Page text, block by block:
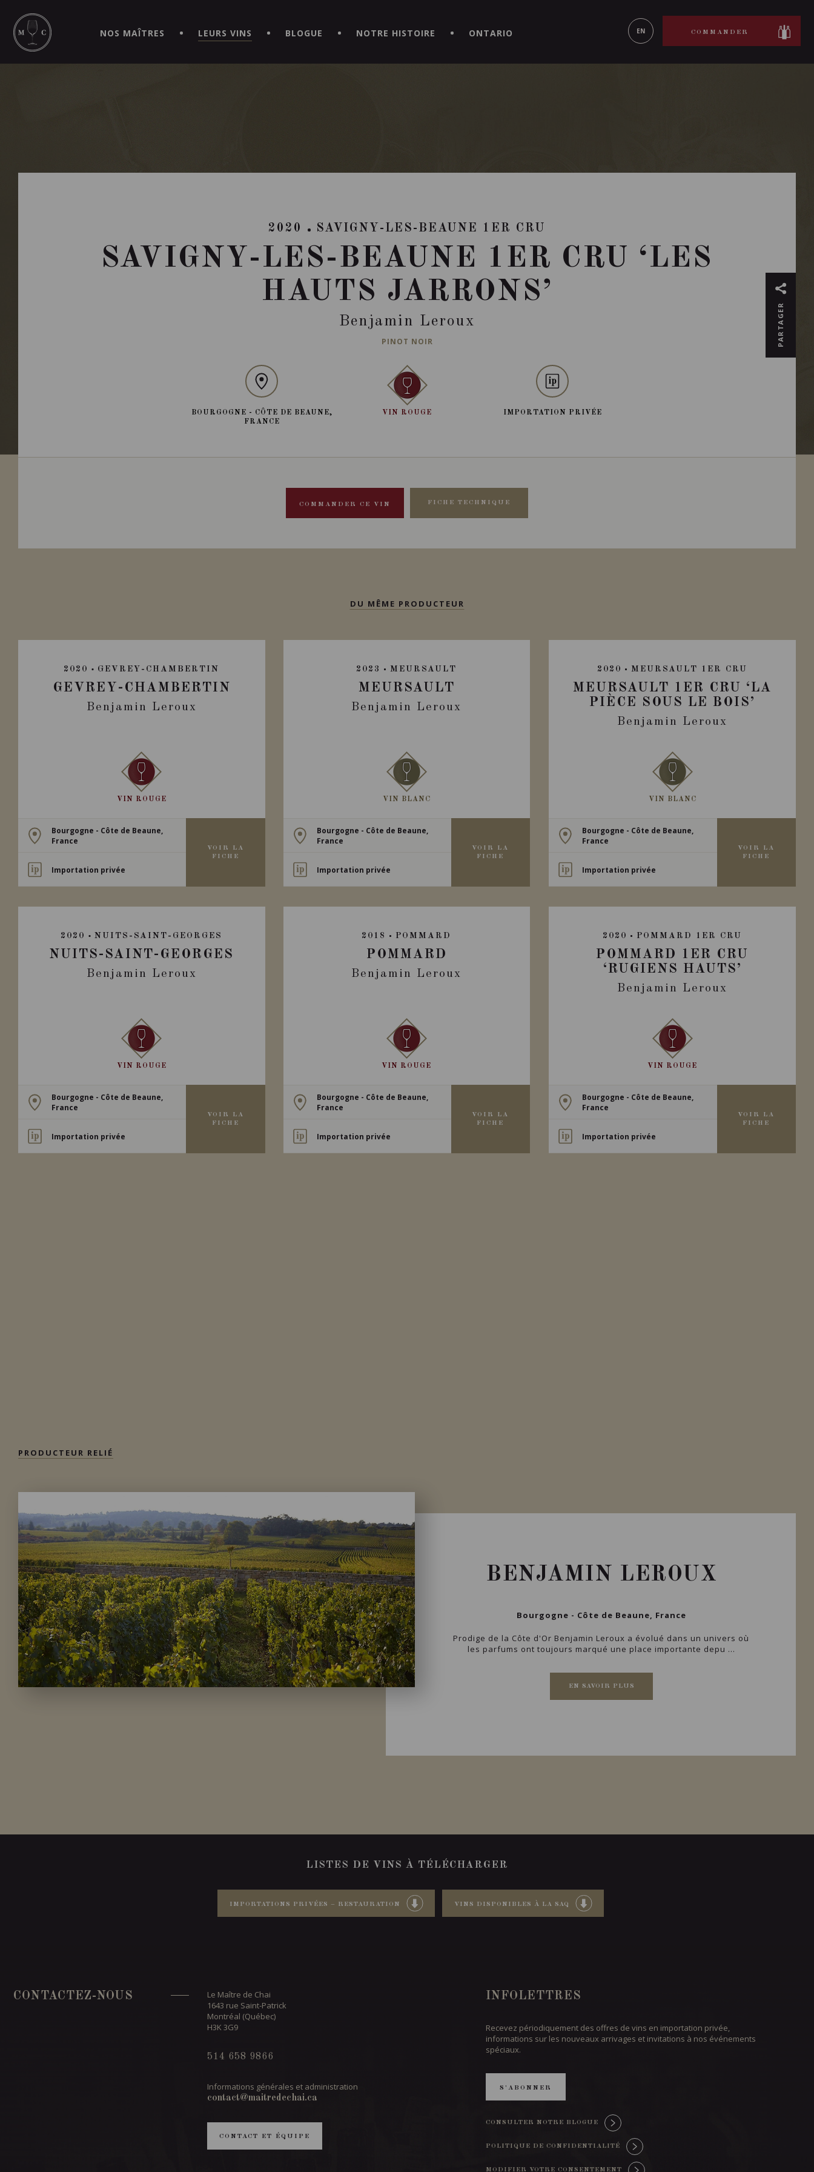
MAITRE | CAVISTE VIRTUEL!
NOS MAÎTRES LEURS VINS BLOGUE NOTRE HISTOIRE ONTARIO EN COMMANDER
PARTAGER
2020 SAVIGNY-LES-BEAUNE 1ER CRU
SAVIGNY-LES-BEAUNE 1ER CRU ‘LES
HAUTS JARRONS’
Benjamin Leroux
PINOT NOIR
BOURGOGNE - CÔTE DE BEAUNE,
FRANCE
VIN ROUGE IMPORTATION PRIVÉE
COMMANDER CE VIN FICHE TECHNIQUE
DU MÊME PRODUCTEUR
2020 GEVREY-CHAMBERTIN
GEVREY-CHAMBERTIN
Benjamin Leroux
VIN ROUGE
Bourgogne - Côte de Beaune,
France
Importation privée
VOIR LA
FICHE
2023 MEURSAULT
MEURSAULT
Benjamin Leroux
VIN BLANC
Bourgogne - Côte de Beaune,
France
Importation privée
VOIR LA
FICHE
2020 MEURSAULT 1ER CRU
MEURSAULT 1ER CRU ‘LA
PIÈCE SOUS LE BOIS’
Benjamin Leroux
VIN BLANC
Bourgogne - Côte de Beaune,
France
Importation privée
VOIR LA
FICHE
2020 NUITS-SAINT-GEORGES
NUITS-SAINT-GEORGES
Benjamin Leroux
VIN ROUGE
Bourgogne - Côte de Beaune,
France
Importation privée
VOIR LA
FICHE
2018 POMMARD
POMMARD
Benjamin Leroux
VIN ROUGE
Bourgogne - Côte de Beaune,
France
Importation privée
VOIR LA
FICHE
2020 POMMARD 1ER CRU
POMMARD 1ER CRU
‘RUGIENS HAUTS’
Benjamin Leroux
VIN ROUGE
Bourgogne - Côte de Beaune,
France
Importation privée
VOIR LA
FICHE
PRODUCTEUR RELIÉ
BENJAMIN LEROUX
Bourgogne - Côte de Beaune, France
Prodige de la Côte d'Or Benjamin Leroux a évolué dans un univers où
les parfums ont toujours marqué une place importante depu ...
EN SAVOIR PLUS
LISTES DE VINS À TÉLÉCHARGER
IMPORTATIONS PRIVÉES – RESTAURATION VINS DISPONIBLES À LA SAQ
CONTACTEZ-NOUS
Le Maître de Chai
1643 rue Saint-Patrick
Montréal (Québec)
H3K 3G9
514 658 9866
Informations générales et administration
contact@maitredechai.ca
CONTACT ET ÉQUIPE
INFOLETTRES
Recevez périodiquement des offres de vins en importation privée,
informations sur les nouveaux arrivages et invitations à nos événements
spéciaux.
S'ABONNER
CONSULTER NOTRE BLOGUE
POLITIQUE DE CONFIDENTIALITÉ
MODIFIER VOTRE CONSENTEMENT